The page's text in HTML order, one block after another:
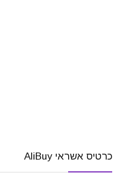
כרטיס אשראי AliBuy